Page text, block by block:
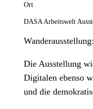
Ort
DASA Arbeitswelt
Die Ausstellung
Digitalen ebenso
und die